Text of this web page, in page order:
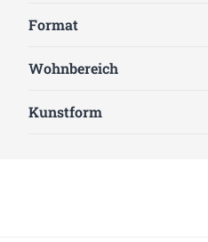
Format
Wohnbereich
Kunstform